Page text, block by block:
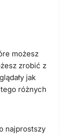
możesz
zrobić z
jak
różnych
najprostszy